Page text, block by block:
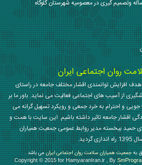
وتصمیم گیری در معصومیه شهرستان گلوگاه
روان اجتماعی ایران
افزایش توانمندی اقشار مختلف جامعه در راستای
از آسیب های اجتماعی فعالیت می نماید. باور ما بر
و احترام به خرد جمعی و رویکرد تسهیل گرانه می
اقشار جامعه تاثیر داشته باشیم. این سایت با همت و
حمید بیخسته مدیر روابط عمومی جمعیت همیاران
بهجمعیت همیاران سلامت روان اجتماعی ایرانمی باشد .
Copyright © 2015 for HamyaranIran.ir , By